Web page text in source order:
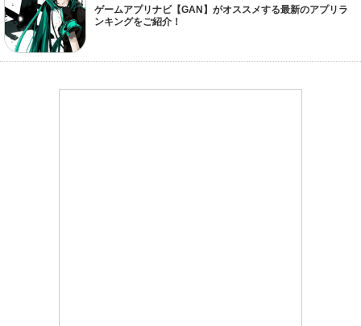
ゲームアプリナビ【GAN】がオススメする最新のアプリラ
ンキングをご紹介！